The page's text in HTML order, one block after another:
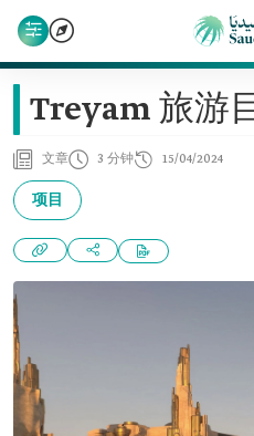
Treyam 旅游
文章 3 分钟 15/04/2024
项目